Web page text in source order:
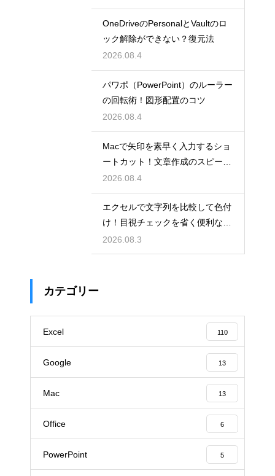
OneDriveのPersonalとVaultのロ
ック解除ができない？復元法
2026.08.4
パワポ（PowerPoint）のルーラー
の回転術！図形配置のコツ
2026.08.4
Macで矢印を素早く入力するショ
ートカット！文章作成のスピード
を上げる
2026.08.4
エクセルで文字列を比較して色付
け！目視チェックを省く便利な関
数
2026.08.3
カテゴリー
Excel 110
Google 13
Mac 13
Office 6
PowerPoint 5